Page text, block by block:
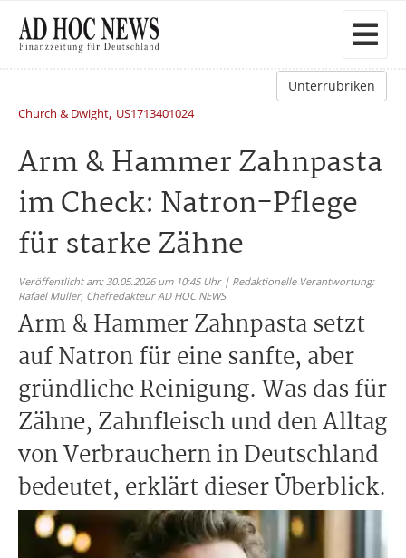
Unterrubriken
Church & Dwight, US1713401024
Arm & Hammer Zahnpasta
im Check: Natron-Pflege
für starke Zähne
Veröffentlicht am: 30.05.2026 um 10:45 Uhr | Redaktionelle Verantwortung:
Rafael Müller, Chefredakteur AD HOC NEWS
Arm & Hammer Zahnpasta setzt
auf Natron für eine sanfte, aber
gründliche Reinigung. Was das für
Zähne, Zahnfleisch und den Alltag
von Verbrauchern in Deutschland
bedeutet, erklärt dieser Überblick.